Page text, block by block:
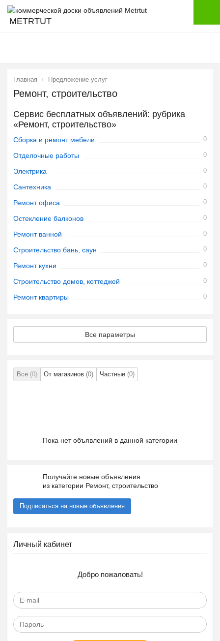
METRTUT
Главная Предложение услуг
Ремонт, строительство
Сервис бесплатных объявлений: рубрика
«Ремонт, строительство»
Сборка и ремонт мебели 0
Отделочные работы 0
Электрика 0
Сантехника 0
Ремонт офиса 0
Остекление балконов 0
Ремонт ванной 0
Строительство бань, саун 0
Ремонт кухни 0
Строительство домов, коттеджей 0
Ремонт квартиры 0
Все параметры
Все (0) От магазинов (0) Частные (0)
Пока нет объявлений в данной категории
Получайте новые объявления
из категории Ремонт, строительство
Подписаться на новые объявления
Личный кабинет
Добро пожаловать!